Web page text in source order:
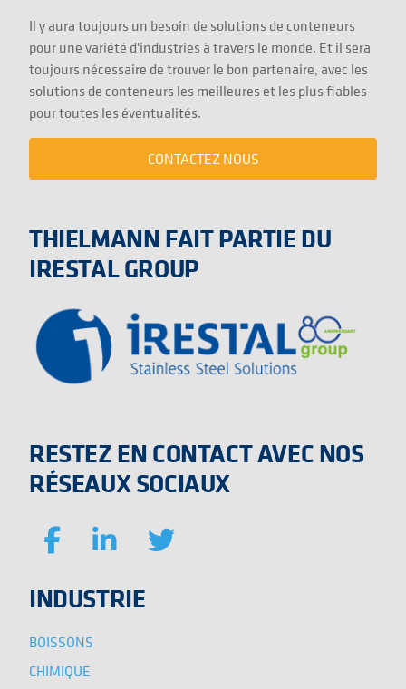
Il y aura toujours un besoin de solutions de conteneurs
pour une variété d'industries à travers le monde. Et il sera
toujours nécessaire de trouver le bon partenaire, avec les
solutions de conteneurs les meilleures et les plus fiables
pour toutes les éventualités.
CONTACTEZ NOUS
THIELMANN FAIT PARTIE DU
IRESTAL GROUP
RESTEZ EN CONTACT AVEC NOS
RÉSEAUX SOCIAUX
INDUSTRIE
BOISSONS
CHIMIQUE